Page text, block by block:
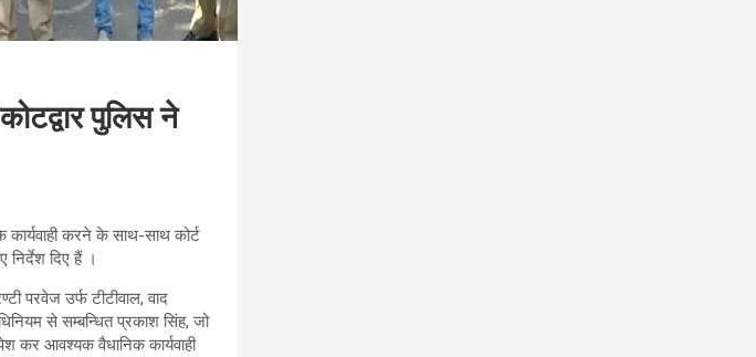
पुलिस ने
कार्यवाही करने के साथ-साथ कोर्ट
दिए हैं ।
परवेज उर्फ टीटीवाल, वाद
से सम्बन्धित प्रकाश सिंह, जो
कर आवश्यक वैधानिक कार्यवाही